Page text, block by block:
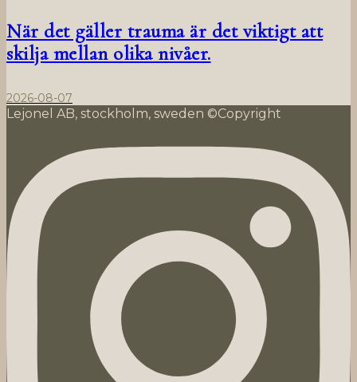
När det gäller trauma är det viktigt att
skilja mellan olika nivåer.
2026-08-07
Lejonel AB, stockholm, sweden ©Copyright